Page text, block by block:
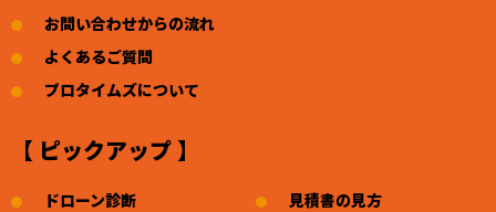
お問い合わせからの流れ
よくあるご質問
プロタイムズについて
【 ピックアップ 】
ドローン診断
見積書の見方